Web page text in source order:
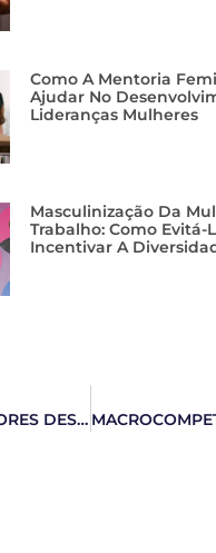
Como A Mentoria
Ajudar No
Lideranças Mulheres
Masculinização Da
Trabalho: Como Evitá-
Incentivar A
MENTORIA: SENIORES DESENVOLVENDO TALENTOS